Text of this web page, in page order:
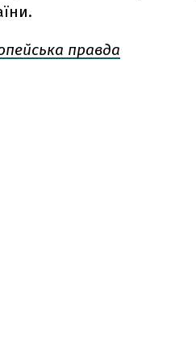
правда